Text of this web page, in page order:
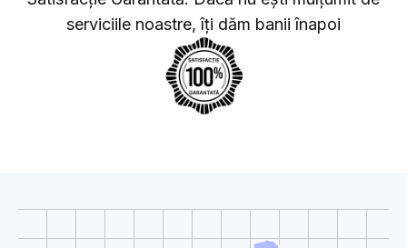
serviciile noastre, îți dăm banii înapoi